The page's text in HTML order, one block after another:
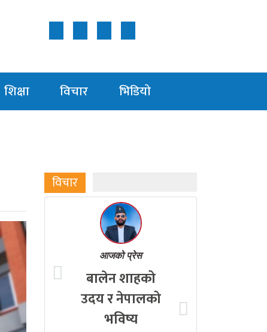
शिक्षा विचार भिडियाे
विचार
आजको प्रेस
बालेन शाहको
उदय र नेपालको
भविष्य